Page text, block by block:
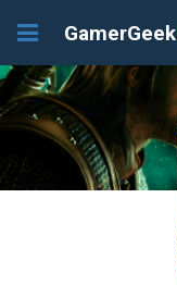
GamerGeek